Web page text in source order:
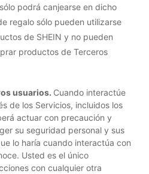
podrá canjearse en dicho
regalo sólo pueden utilizarse
de SHEIN y no pueden
productos de Terceros
usuarios. Cuando interactúe
de los Servicios, incluidos los
actuar con precaución y
su seguridad personal y sus
lo haría cuando interactúa con
Usted es el único
con cualquier otra